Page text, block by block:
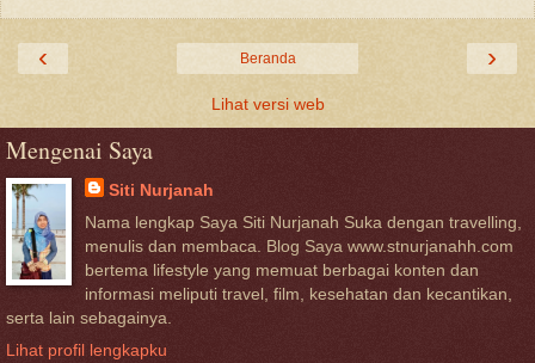
‹ ›
Beranda
Lihat versi web
Mengenai Saya
Siti Nurjanah
Nama lengkap Saya Siti Nurjanah Suka dengan travelling,
menulis dan membaca. Blog Saya www.stnurjanahh.com
bertema lifestyle yang memuat berbagai konten dan
informasi meliputi travel, film, kesehatan dan kecantikan,
serta lain sebagainya.
Lihat profil lengkapku